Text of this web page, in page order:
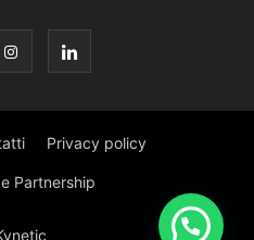
Privacy policy
Partnership